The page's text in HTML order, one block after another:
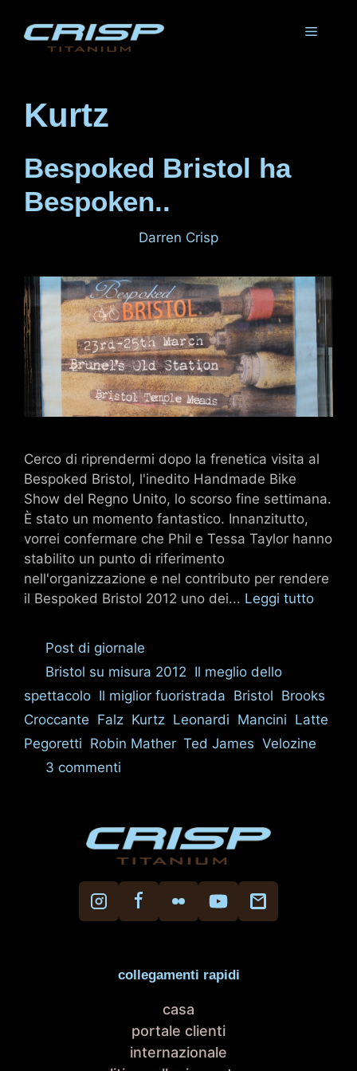
contenuto
Menu
Kurtz
Bespoked Bristol ha
Bespoken..
Darren Crisp
Cerco di riprendermi dopo la frenetica visita al
Bespoked Bristol, l'inedito Handmade Bike
Show del Regno Unito, lo scorso fine settimana.
È stato un momento fantastico. Innanzitutto,
vorrei confermare che Phil e Tessa Taylor hanno
stabilito un punto di riferimento
nell'organizzazione e nel contributo per rendere
il Bespoked Bristol 2012 uno dei... Leggi tutto
Categorie
Post di giornale
Tag
Bristol su misura 2012 Il meglio dello
spettacolo Il miglior fuoristrada Bristol Brooks
Croccante Falz Kurtz Leonardi Mancini Latte
Pegoretti Robin Mather, Ted James Velozine
3 commenti
collegamenti rapidi
casa
portale clienti
internazionale